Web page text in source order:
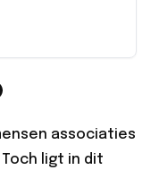
associaties
ligt in dit